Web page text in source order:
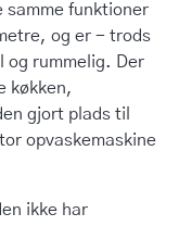
samme funktioner
og er - trods
og rummelig. Der
køkken,
gjort plads til
opvaskemaskine
ikke har